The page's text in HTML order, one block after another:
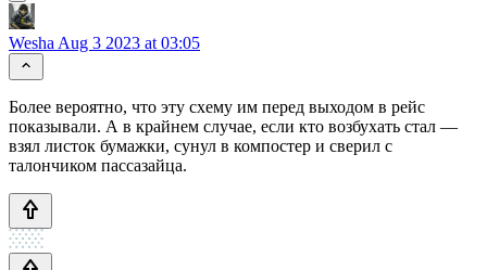
Wesha Aug 3 2023 at 03:05
Более вероятно, что эту схему им перед выходом в рейс
показывали. А в крайнем случае, если кто возбухать стал —
взял листок бумажки, сунул в компостер и сверил с
талончиком пассазайца.